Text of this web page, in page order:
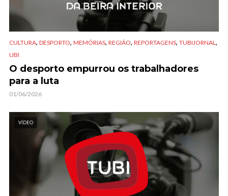
CULTURA, DESPORTO, MEMÓRIAS, REGIÃO, REPORTAGENS, TUBIJORNAL,
UBI
O desporto empurrou os trabalhadores
para a luta
01/06/2026
VÍDEO